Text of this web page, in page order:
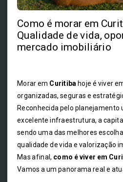
Como é morar em
Qualidade de vida,
mercado imobiliário
Morar em Curitiba hoje é viver
organizadas, seguras e
Reconhecida pelo planejamento
excelente infraestrutura, a
sendo uma das melhores
qualidade de vida e valorização
Mas afinal, como é viver em
Vamos a um panorama real e